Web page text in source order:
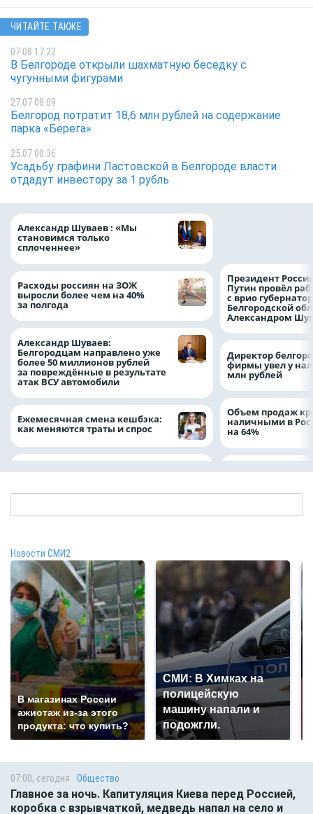
ЧИТАЙТЕ ТАКЖЕ
07.08 17:22
В Белгороде открыли шахматную беседку с
чугунными фигурами
27.07 08:09
Белгород потратит 18,6 млн рублей на содержание
парка «Берега»
25.07 00:36
Усадьбу графини Ластовской в Белгороде власти
отдадут инвестору за 1 рубль
Александр Шуваев : «Мы
становимся только
сплоченнее»
Расходы россиян на ЗОЖ
выросли более чем на 40%
за полгода
Александр Шуваев:
Белгородцам направлено уже
более 50 миллионов рублей
за повреждённые в результате
атак ВСУ автомобили
Ежемесячная смена кешбэка:
как меняются траты и спрос
Президент
Путин провёл
с врио
Белгородской
Александром
Директор
фирмы увел у
млн рублей
Объем продаж
наличными в
на 64%
Новости СМИ2
В магазинах России
ажиотаж из-за этого
продукта: что купить?
СМИ: В Химках на
полицейскую
машину напали и
подожгли.
07:00, сегодня Общество
Главное за ночь. Капитуляция Киева перед Россией,
коробка с взрывчаткой, медведь напал на село и